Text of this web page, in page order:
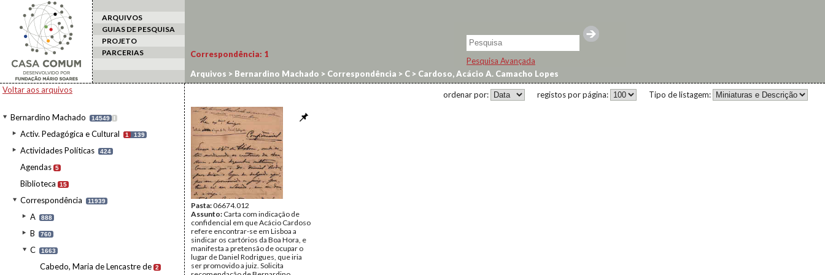
ARQUIVOS
GUIAS DE PESQUISA
PROJETO
PARCERIAS
Pesquisa Avançada
Voltar aos arquivos
Bernardino Machado 14549 I
Activ. Pedagógica e Cultural 1 139
Actividades Políticas 424
Agendas 5
Biblioteca 15
Correspondência 11939
A 888
B 760
C 1663
Cabedo, Maria de Lencastre de 2
Correspondência: 1
Arquivos > Bernardino Machado > Correspondência > C > Cardoso, Acácio A. Camacho Lopes
Tipo de listagem:
registos por página:
ordenar por:
Pasta:06674.012
Assunto: Carta com indicação de
confidencial em que Acácio Cardoso
refere encontrar-se em Lisboa a
sindicar os cartórios da Boa Hora, e
manifesta a pretensão de ocupar o
lugar de Daniel Rodrigues, que iria
ser promovido a juiz. Solicita